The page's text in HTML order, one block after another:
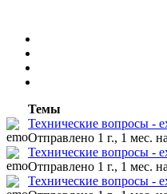
Темы
Технические вопросы -
Отправлено 1 г., 1 мес.
Технические вопросы -
Отправлено 1 г., 1 мес.
Технические вопросы -